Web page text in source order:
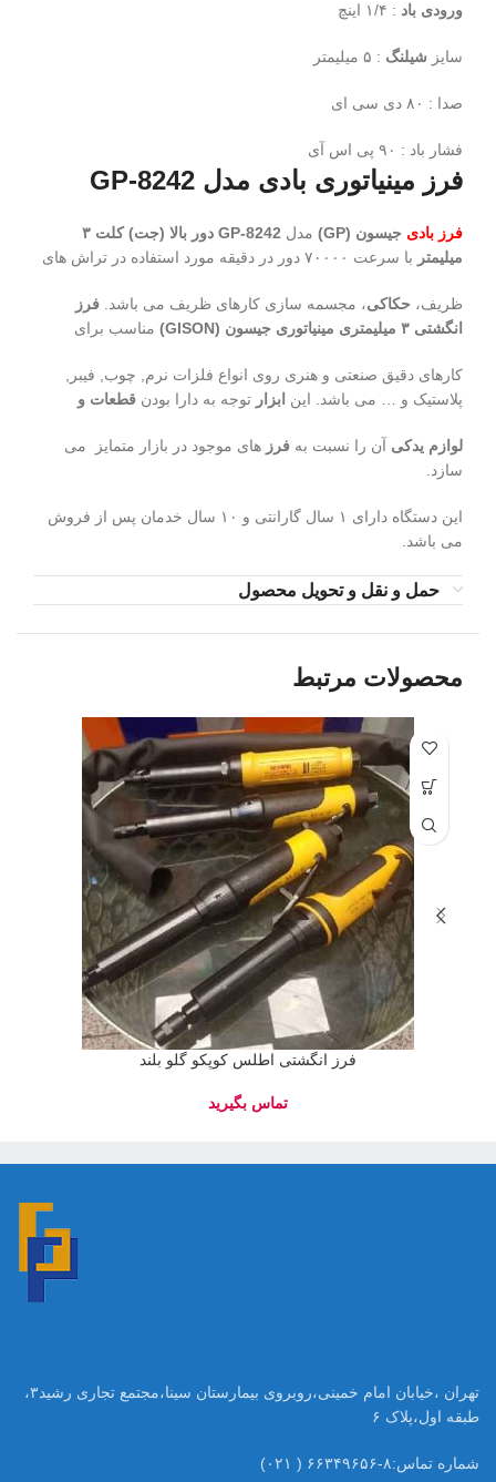
ورودی باد : ۱/۴ اینچ
سایز شیلنگ : ۵ میلیمتر
صدا : ۸۰ دی سی ای
فشار باد : ۹۰ پی اس آی
فرز مینیاتوری بادی مدل GP-8242
فرز بادی جیسون (GP) مدل
GP-8242 دور بالا (جت) کلت ۳
میلیمتر با سرعت ۷۰۰۰۰ دور در دقیقه مورد استفاده در تراش های
ظریف، حکاکی، مجسمه سازی کارهای ظریف می باشد. فرز
انگشتی ۳ میلیمتری مینیاتوری جیسون (GISON)
مناسب برای
کارهای دقیق صنعتی و هنری روی انواع فلزات نرم, چوب, فیبر,
پلاستیک و … می باشد. این ابزار توجه به دارا بودن قطعات و
لوازم یدکی آن را نسبت به فرز های موجود در بازار متمایز می
سازد.
این دستگاه دارای ۱ سال گارانتی و ۱۰ سال خدمان پس از فروش
می باشد.
حمل و نقل و تحویل محصول
محصولات مرتبط
فرز انگشتی اطلس کوپکو گلو بلند
تهران ،خیابان امام خمینی،روبروی بیمارستان سینا،مجتمع تجاری رشید۳،
طبقه اول،پلاک ۶
شماره تماس:۸-۶۶۳۴۹۶۵۶ ( ۰۲۱)